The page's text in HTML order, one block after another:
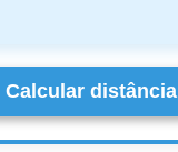
Calcular distância